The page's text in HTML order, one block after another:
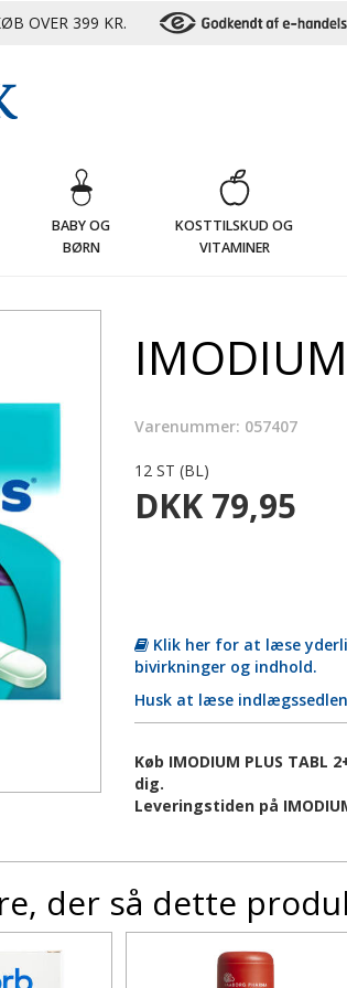
OVER 399 KR.
BABY OG
BØRN
KOSTTILSKUD OG
VITAMINER
Varenummer: 057407
12 ST (BL)
DKK 79,95
Klik her for at læse
bivirkninger og indhold.
Husk at læse
Køb IMODIUM PLUS
dig.
Leveringstiden på
der så dette